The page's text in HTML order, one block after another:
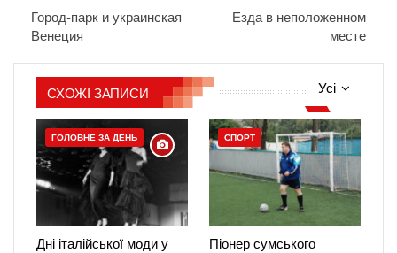
Город-парк и украинская
Венеция
Езда в неположенном
месте
Усі
СХОЖІ ЗАПИСИ
ГОЛОВНЕ ЗА ДЕНЬ
Дні італійської моди у
СПОРТ
Піонер сумського